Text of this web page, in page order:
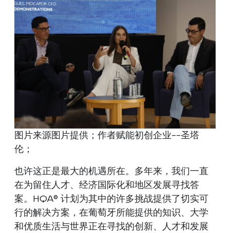
图片来源图片提供；作者赋能初创企业--圣塔
伦；
也许这正是最大的机遇所在。多年来，我们一直
在为留住人才、经济国际化和地区发展寻找答
案。HQA® 计划为其中的许多挑战提供了切实可
行的解决方案，在葡萄牙所能提供的知识、大学
和优质生活与世界正在寻找的创新、人才和发展